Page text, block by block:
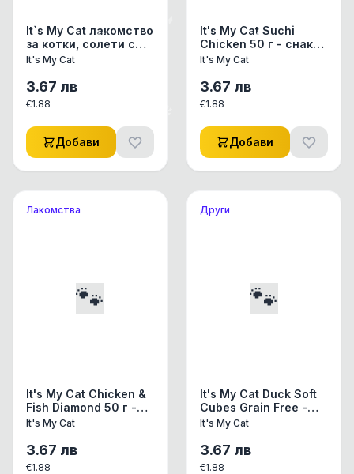
It`s My Cat лакомство
за котки, солети с
пилешко и сирене,
It's My Cat
3.67 лв
€1.88
Добави
It's My Cat Suchi
Chicken 50 г - снакс
за котки суши пиле и
It's My Cat
3.67 лв
€1.88
Добави
Лакомства
🐾
It's My Cat Chicken &
Fish Diamond 50 г -
лакомство за котка
It's My Cat
3.67 лв
€1.88
Други
🐾
It's My Cat Duck Soft
Cubes Grain Free -
меки кубчета
зърно
It's My Cat
3.67 лв
€1.88